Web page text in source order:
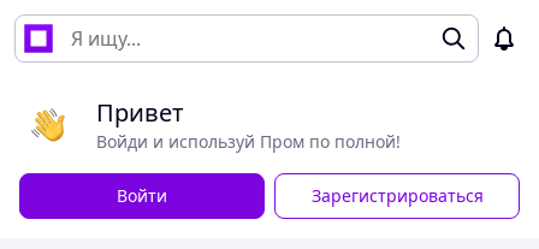
Привет
Войди и используй Пром по полной!
Войти Зарегистрироваться